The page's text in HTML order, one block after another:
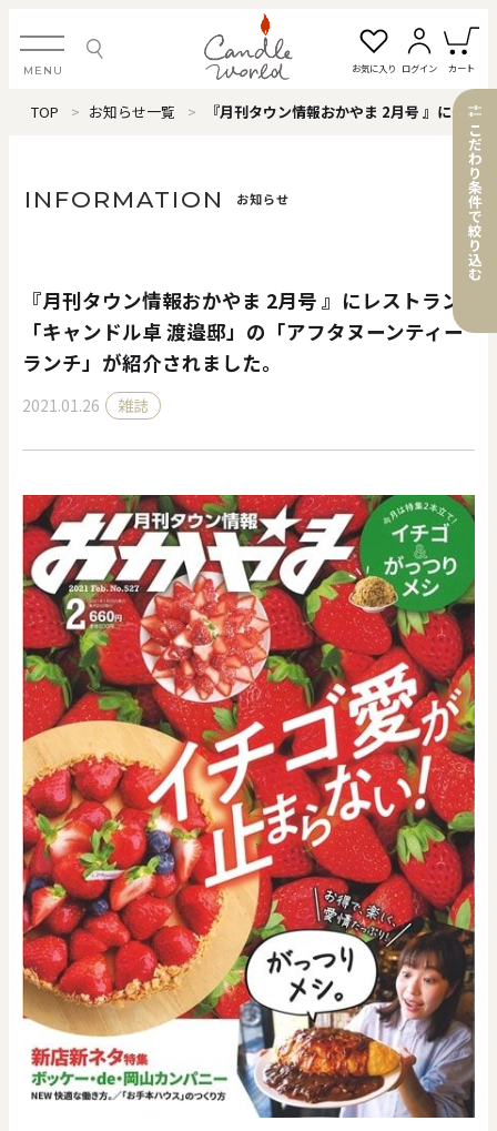
MENU お気に入り ログイン カート
ログイン・新規会員登録
すべてのアイテム
0 20000
円 ～ 円
クリア OK
色で探す
お買い物ガイド 企業情報 お知らせ お問い合わせ
TOP お知らせ一覧 『月刊タウン情報おかやま 2月号 』にレストラン「キャンドル卓 渡邉邸」の「アフタヌーンティーランチ」が紹介されました。
INFORMATION お知らせ
『月刊タウン情報おかやま 2月号 』にレストラン
「キャンドル卓 渡邉邸」の「アフタヌーンティー
ランチ」が紹介されました。
2021.01.26 雑誌
こ
だ
わ
り
条
件
で
絞
り
込
む